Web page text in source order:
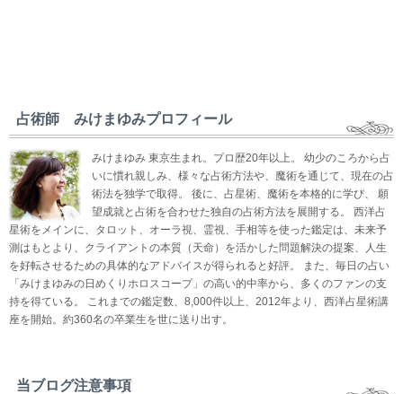
占術師 みけまゆみプロフィール
みけまゆみ 東京生まれ。プロ歴20年以上。 幼少のころから占
いに慣れ親しみ、様々な占術方法や、魔術を通じて、現在の占
術法を独学で取得。 後に、占星術、魔術を本格的に学び、 願
望成就と占術を合わせた独自の占術方法を展開する。 西洋占
星術をメインに、タロット、オーラ視、霊視、手相等を使った鑑定は、未来予
測はもとより、クライアントの本質（天命）を活かした問題解決の提案、人生
を好転させるための具体的なアドバイスが得られると好評。 また、毎日の占い
「みけまゆみの日めくりホロスコープ」の高い的中率から、多くのファンの支
持を得ている。 これまでの鑑定数、8,000件以上、2012年より、西洋占星術講
座を開始。約360名の卒業生を世に送り出す。
当ブログ注意事項